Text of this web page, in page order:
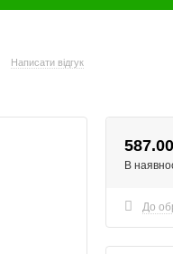
Написати відгук
В
До